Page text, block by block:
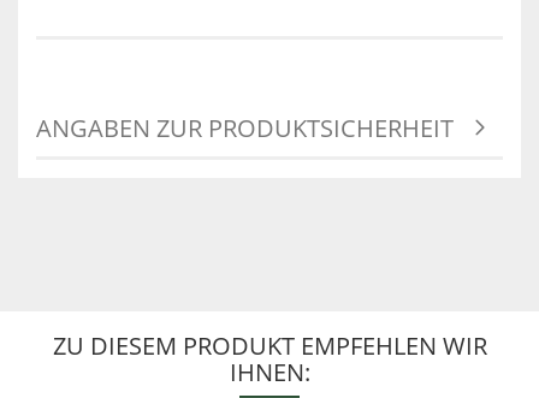
ANGABEN ZUR PRODUKTSICHERHEIT
ZU DIESEM PRODUKT EMPFEHLEN WIR
IHNEN: